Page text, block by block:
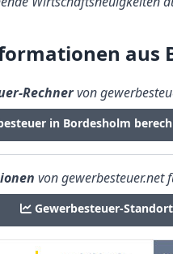
aus
Rechnervon
in Bordesholm
von gewerbesteuer.net
Gewerbesteuer-